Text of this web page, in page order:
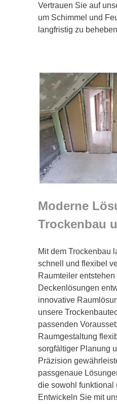
Vertrauen Sie auf
um Schimmel und
langfristig zu
Moderne
Trockenbau
Mit dem Trockenbau
schnell und flexibel
Raumteiler entstehen
Deckenlösungen
innovative
unsere
passenden
Raumgestaltung
sorgfältiger Planung
Präzision
passgenaue
die sowohl funktional
Entwickeln Sie mit